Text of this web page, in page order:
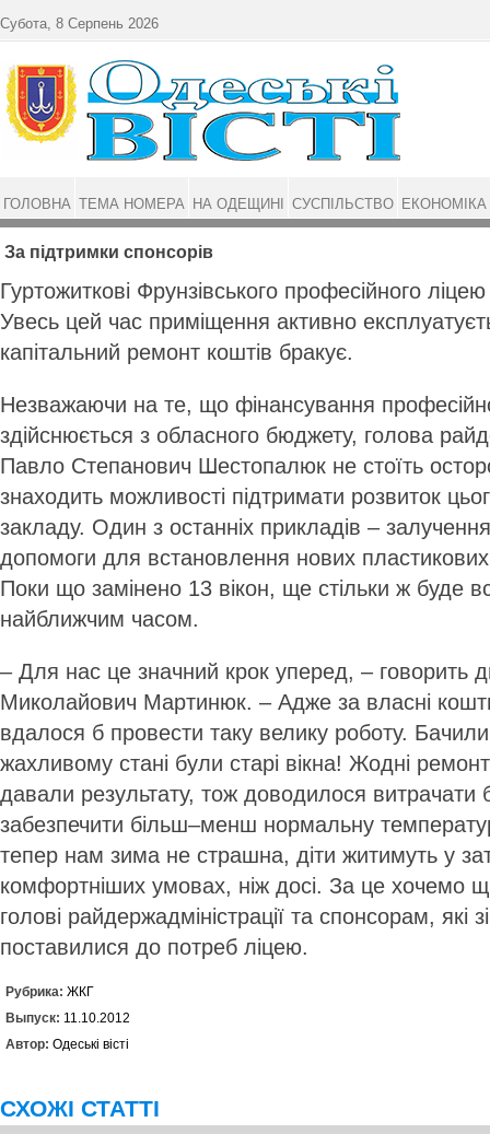
За підтримки спонсорів
Гуртожиткові Фрунзівського професійного
Увесь цей час приміщення активно
капітальний ремонт коштів бракує.
Незважаючи на те, що фінансування
здійснюється з обласного бюджету, голова
Павло Степанович Шестопалюк не стоїть
знаходить можливості підтримати розвиток
закладу. Один з останніх прикладів –
допомоги для встановлення нових пластикових
Поки що замінено 13 вікон, ще стільки ж буде
найближчим часом.
– Для нас це значний крок уперед, – говорить
Миколайович Мартинюк. – Адже за власні
вдалося б провести таку велику роботу.
жахливому стані були старі вікна! Жодні
давали результату, тож доводилося витрачати
забезпечити більш–менш нормальну
тепер нам зима не страшна, діти житимуть у
комфортніших умовах, ніж досі. За це хочемо
голові райдержадміністрації та спонсорам, які
поставилися до потреб ліцею.
Рубрика: ЖКГ
Выпуск: 11.10.2012
Автор: Одеські вісті
СХОЖІ СТАТТІ
Субота, 8 Серпень 2026
ГОЛОВНА ТЕМА НОМЕРА НА ОДЕЩИНІ СУСПІЛЬСТВО ЕКОНОМІКА